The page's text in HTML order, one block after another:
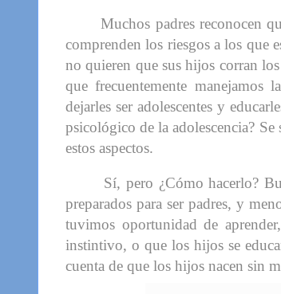
Muchos padres reconocen
comprenden los riesgos a los que
no quieren que sus hijos corran
que frecuentemente manejamos
dejarles ser adolescentes y
psicológico de la adolescencia? Se
estos aspectos.
Sí, pero ¿Cómo hacerlo?
preparados para ser padres, y
tuvimos oportunidad de
instintivo, o que los hijos se
cuenta de que los hijos nacen sin